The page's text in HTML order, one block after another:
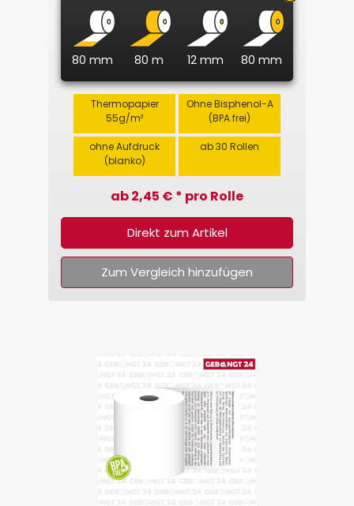
80 mm 80 m 12 mm 80 mm
Thermopapier
55g/m²
Ohne Bisphenol-A
(BPA frei)
ohne Aufdruck
(blanko)
ab 30 Rollen
ab 2,45 € * pro Rolle
Direkt zum Artikel
Zum Vergleich hinzufügen